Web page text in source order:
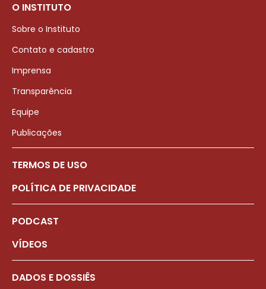
O INSTITUTO
Sobre o Instituto
Contato e cadastro
Imprensa
Transparência
Equipe
Publicações
TERMOS DE USO
POLÍTICA DE PRIVACIDADE
PODCAST
VÍDEOS
DADOS E DOSSIÊS